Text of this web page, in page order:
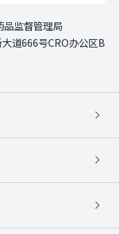
品监督管理局
道666号CRO办公区B